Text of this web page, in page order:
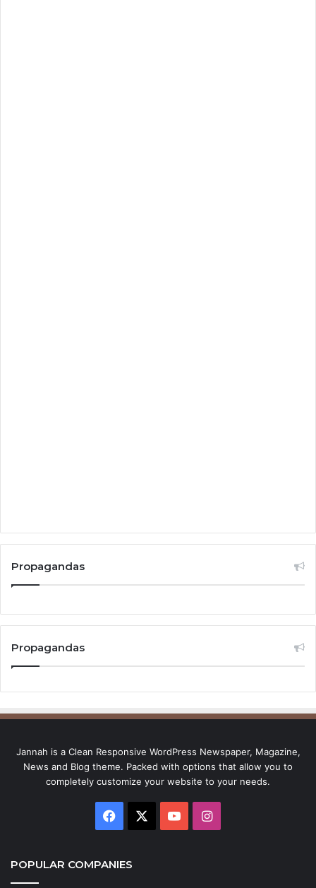
Propagandas
Propagandas
Jannah is a Clean Responsive WordPress Newspaper, Magazine,
News and Blog theme. Packed with options that allow you to
completely customize your website to your needs.
Facebook YouTubeInstagram
POPULAR COMPANIES